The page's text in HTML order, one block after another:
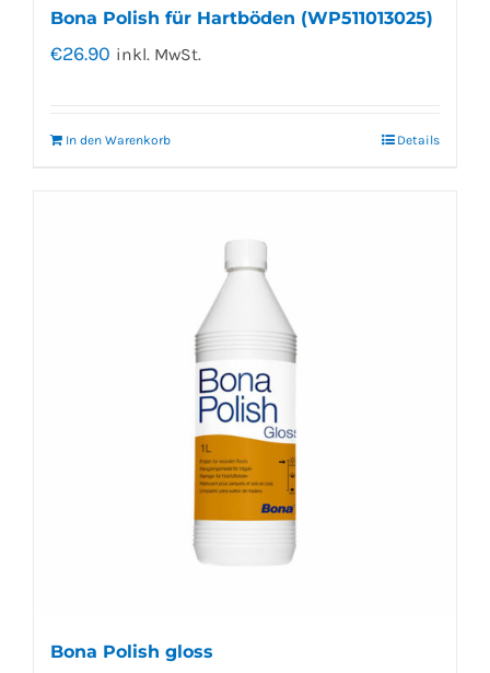
Bona Polish für Hartböden (WP511013025)
€26.90 inkl. MwSt.
In den Warenkorb Details
Bona Polish gloss